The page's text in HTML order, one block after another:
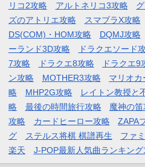
リコ2攻略
アルトネリコ3攻略
ズのアトリエ攻略
スマブラX攻略
DS(COM)・HOM攻略
DQMJ攻略
ーランド3D攻略
ドラクエソード
7攻略
ドラクエ8攻略 ドラクエ9
ン攻略
MOTHER3攻略 マリオカ
略
MHP2G攻略 レイトン教授と
略
最後の時間旅行攻略 魔神の
攻略
カードヒーロー攻略 ZAPA
グ
ステルス将棋 棋譜再生 ファ
楽天
J-POP最新人気曲ランキング